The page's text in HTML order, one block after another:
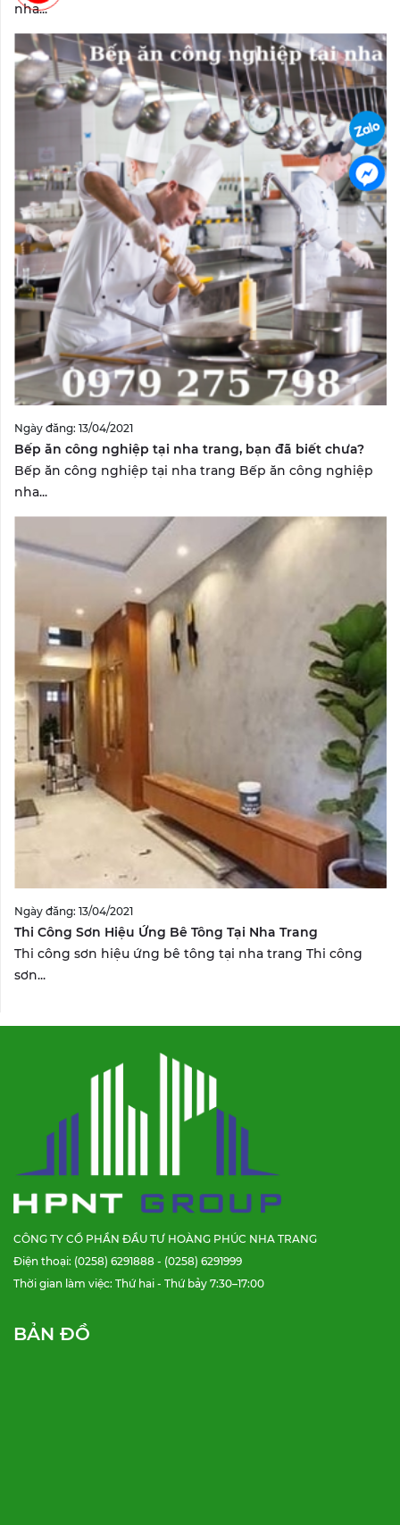
nha...
Ngày đăng: 13/04/2021
Bếp ăn công nghiệp tại nha trang, bạn đã biết chưa?
Bếp ăn công nghiệp tại nha trang Bếp ăn công nghiệp
nha...
Ngày đăng: 13/04/2021
Thi Công Sơn Hiệu Ứng Bê Tông Tại Nha Trang
Thi công sơn hiệu ứng bê tông tại nha trang Thi công
sơn...
CÔNG TY CỔ PHẦN ĐẦU TƯ HOÀNG PHÚC NHA TRANG
Điện thoại: (0258) 6291888 - (0258) 6291999
Thời gian làm việc: Thứ hai - Thứ bảy 7:30–17:00
BẢN ĐỒ